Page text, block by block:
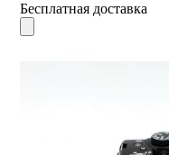
Бесплатная доставка